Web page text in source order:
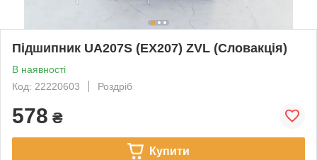
Підшипник UA207S (EX207) ZVL (Словакція)
В наявності
Код: 22220603
Роздріб
578 ₴
Купити